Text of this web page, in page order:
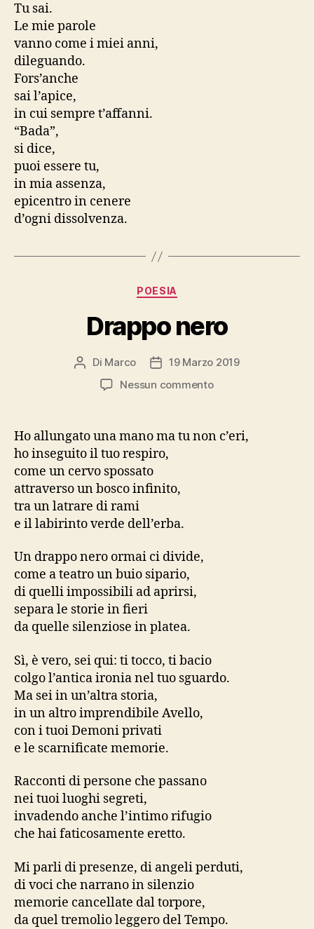
Tu sai.
Le mie parole
vanno come i miei anni,
dileguando.
Fors’anche
sai l’apice,
in cui sempre t’affanni.
“Bada”,
si dice,
puoi essere tu,
in mia assenza,
epicentro in cenere
d’ogni dissolvenza.
Categorie
POESIA
Drappo nero
Autore
articolo
Di Marco
Data19 Marzo 2019
Nessun commentosu
Ho allungato una mano ma tu non c’eri,
ho inseguito il tuo respiro,
come un cervo spossato
attraverso un bosco infinito,
tra un latrare di rami
e il labirinto verde dell’erba.
Un drappo nero ormai ci divide,
come a teatro un buio sipario,
di quelli impossibili ad aprirsi,
separa le storie in fieri
da quelle silenziose in platea.
Sì, è vero, sei qui: ti tocco, ti bacio
colgo l’antica ironia nel tuo sguardo.
Ma sei in un’altra storia,
in un altro imprendibile Avello,
con i tuoi Demoni privati
e le scarnificate memorie.
Racconti di persone che passano
nei tuoi luoghi segreti,
invadendo anche l’intimo rifugio
che hai faticosamente eretto.
Mi parli di presenze, di angeli perduti,
di voci che narrano in silenzio
memorie cancellate dal torpore,
da quel tremolio leggero del Tempo.